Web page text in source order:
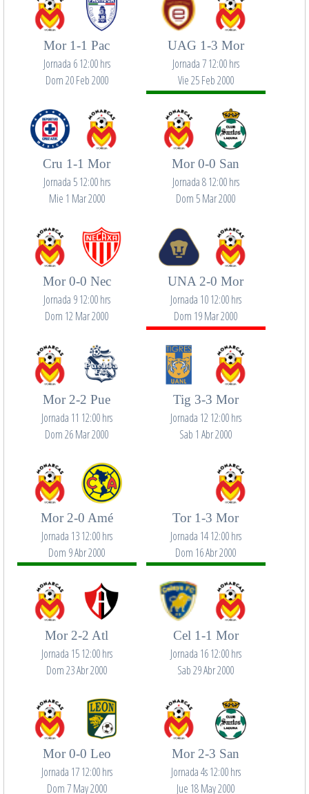
Mor 1-1 Pac
Jornada 6 12:00 hrs
Dom 20 Feb 2000
UAG 1-3 Mor
Jornada 7 12:00 hrs
Vie 25 Feb 2000
Cru 1-1 Mor
Jornada 5 12:00 hrs
Mie 1 Mar 2000
Mor 0-0 San
Jornada 8 12:00 hrs
Dom 5 Mar 2000
Mor 0-0 Nec
Jornada 9 12:00 hrs
Dom 12 Mar 2000
UNA 2-0 Mor
Jornada 10 12:00 hrs
Dom 19 Mar 2000
Mor 2-2 Pue
Jornada 11 12:00 hrs
Dom 26 Mar 2000
Tig 3-3 Mor
Jornada 12 12:00 hrs
Sab 1 Abr 2000
Mor 2-0 Amé
Jornada 13 12:00 hrs
Dom 9 Abr 2000
Tor 1-3 Mor
Jornada 14 12:00 hrs
Dom 16 Abr 2000
Mor 2-2 Atl
Jornada 15 12:00 hrs
Dom 23 Abr 2000
Cel 1-1 Mor
Jornada 16 12:00 hrs
Sab 29 Abr 2000
Mor 0-0 Leo
Jornada 17 12:00 hrs
Dom 7 May 2000
Mor 2-3 San
Jornada 4s 12:00 hrs
Jue 18 May 2000